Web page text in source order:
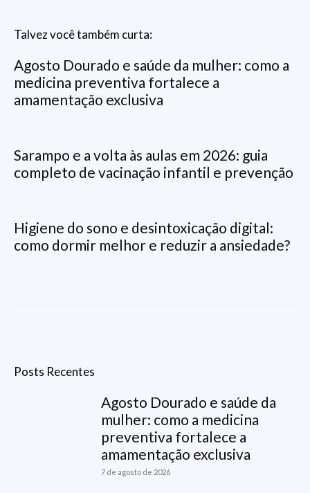
Talvez você também curta:
Agosto Dourado e saúde da mulher: como a
medicina preventiva fortalece a
amamentação exclusiva
Sarampo e a volta às aulas em 2026: guia
completo de vacinação infantil e prevenção
Higiene do sono e desintoxicação digital:
como dormir melhor e reduzir a ansiedade?
Posts Recentes
Agosto Dourado e saúde da
mulher: como a medicina
preventiva fortalece a
amamentação exclusiva
7 de agosto de 2026